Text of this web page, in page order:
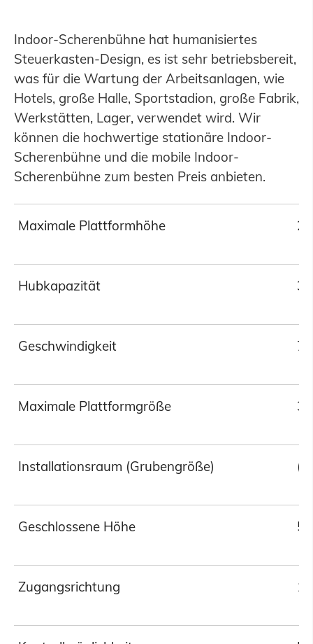
Indoor-Scherenbühne hat humanisiertes
Steuerkasten-Design, es ist sehr betriebsbereit,
was für die Wartung der Arbeitsanlagen, wie
Hotels, große Halle, Sportstadion, große Fabrik,
Werkstätten, Lager, verwendet wird. Wir
können die hochwertige stationäre Indoor-
Scherenbühne und die mobile Indoor-
Scherenbühne zum besten Preis anbieten.
Maximale Plattformhöhe
Hubkapazität
Geschwindigkeit
Maximale Plattformgröße
Installationsraum (Grubengröße)
Geschlossene Höhe
Zugangsrichtung